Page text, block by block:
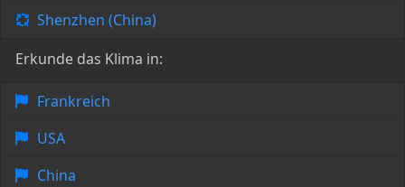
Shenzhen (China)
Erkunde das Klima in:
Frankreich
USA
China